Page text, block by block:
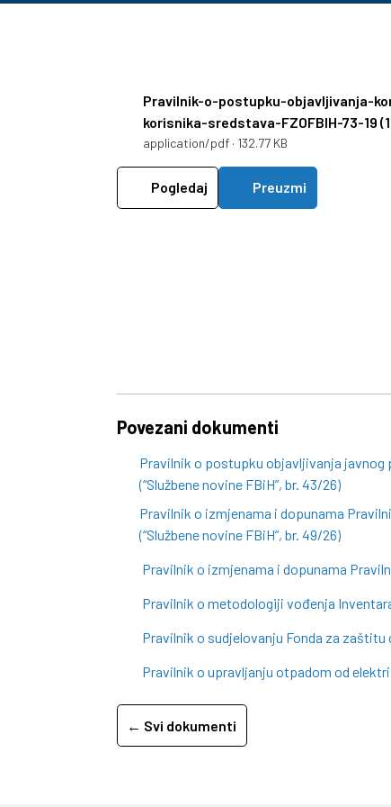
Pravilnik-o-postupku-objavljivanja-
korisnika-sredstava-FZOFBIH-73-19
application/pdf · 132.77 KB
Pogledaj Preuzmi
Povezani dokumenti
Pravilnik o postupku objavljivanja javnog
(“Službene novine FBiH”, br. 43/26)
Pravilnik o izmjenama i dopunama
(“Službene novine FBiH”, br. 49/26)
Pravilnik o izmjenama i dopunama
Pravilnik o metodologiji vođenja
Pravilnik o sudjelovanju Fonda za zaštitu
Pravilnik o upravljanju otpadom od
← Svi dokumenti